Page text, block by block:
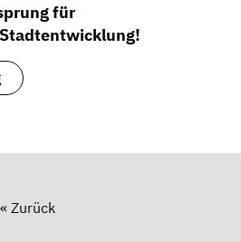
für
« Zurück